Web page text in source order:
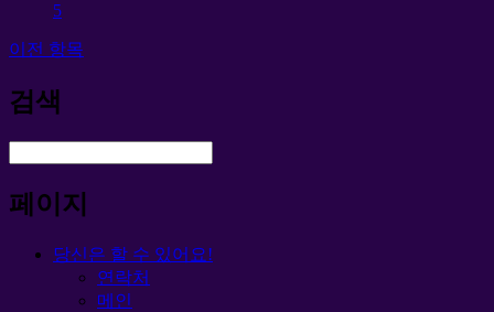
5
이전 항목
검색
페이지
당신은 할 수 있어요!
연락처
메인